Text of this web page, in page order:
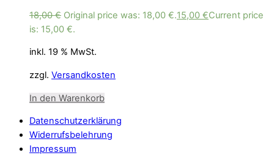
18,00€ Original price was: 18,00 €.15,00 €Current price
is: 15,00 €.
inkl. 19 % MwSt.
zzgl. Versandkosten
In den Warenkorb
Datenschutzerklärung
Widerrufsbelehrung
Impressum